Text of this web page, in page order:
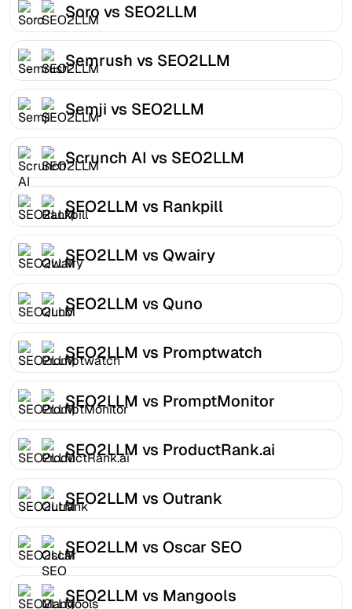
Soro vs SEO2LLM
Semrush vs SEO2LLM
Semji vs SEO2LLM
Scrunch AI vs SEO2LLM
SEO2LLM vs Rankpill
SEO2LLM vs Qwairy
SEO2LLM vs Quno
SEO2LLM vs Promptwatch
SEO2LLM vs PromptMonitor
SEO2LLM vs ProductRank.ai
SEO2LLM vs Outrank
SEO2LLM vs Oscar SEO
SEO2LLM vs Mangools